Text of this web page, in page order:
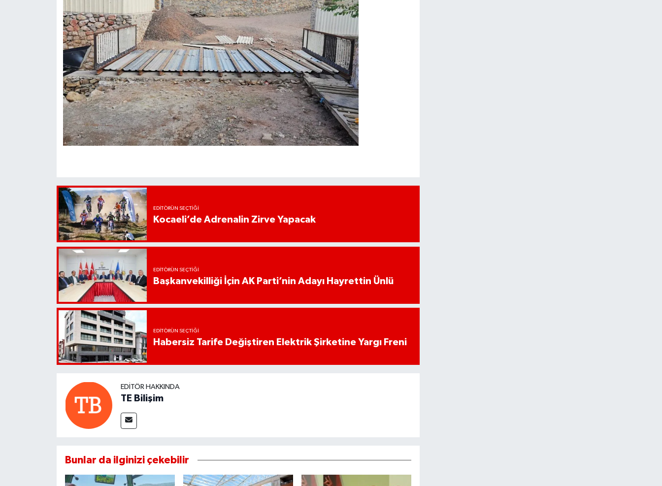
EDITÖRÜN SEÇTIĞI
Kocaeli’de Adrenalin Zirve Yapacak
EDITÖRÜN SEÇTIĞI
Başkanvekilliği İçin AK Parti’nin Adayı Hayrettin Ünlü
EDITÖRÜN SEÇTIĞI
Habersiz Tarife Değiştiren Elektrik Şirketine Yargı Freni
EDITÖR HAKKINDA
TE Bilişim
Bunlar da ilginizi çekebilir